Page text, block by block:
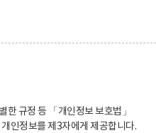
한 규정 등 「개인정보 보호법」
인정보를 제3자에게 제공합니다.